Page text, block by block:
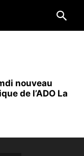
nouveau
de l’ADO La